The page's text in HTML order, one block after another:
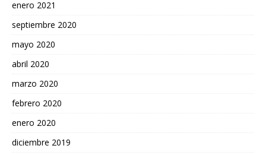
enero 2021
septiembre 2020
mayo 2020
abril 2020
marzo 2020
febrero 2020
enero 2020
diciembre 2019